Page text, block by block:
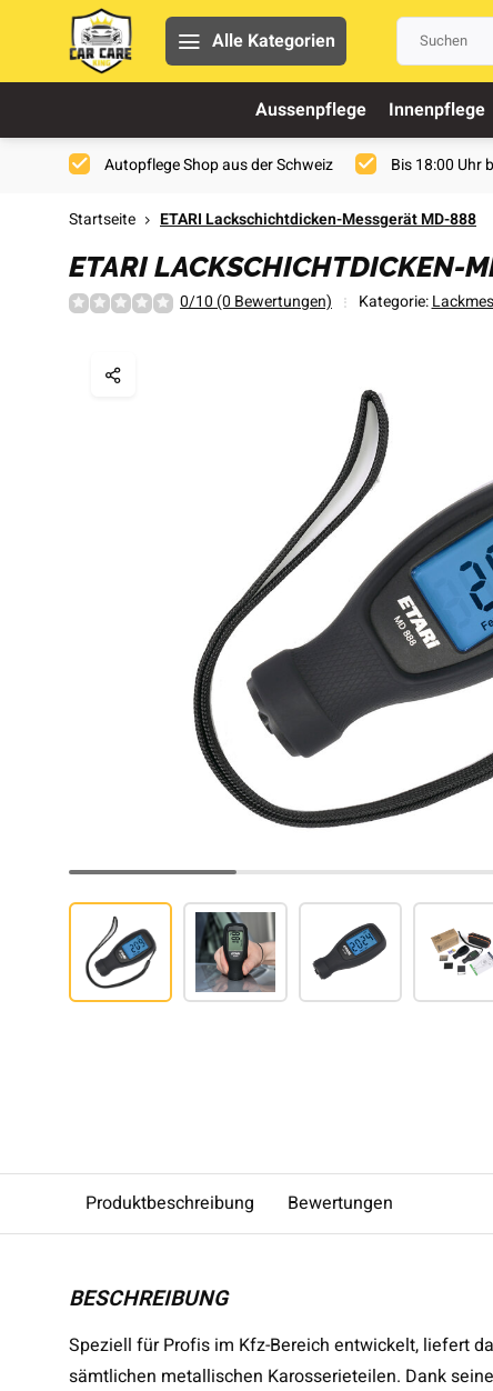
Alle Kategorien
Aussenpflege Innenpflege
Autopflege Shop aus der Schweiz Bis 18:00 Uhr
Startseite ETARI Lackschichtdicken-Messgerät MD-888
ETARI LACKSCHICHTDICKEN-
0/10 (0 Bewertungen) Kategorie:
Produktbeschreibung Bewertungen
BESCHREIBUNG
Speziell für Profis im Kfz-Bereich entwickelt, liefert
sämtlichen metallischen Karosserieteilen. Dank